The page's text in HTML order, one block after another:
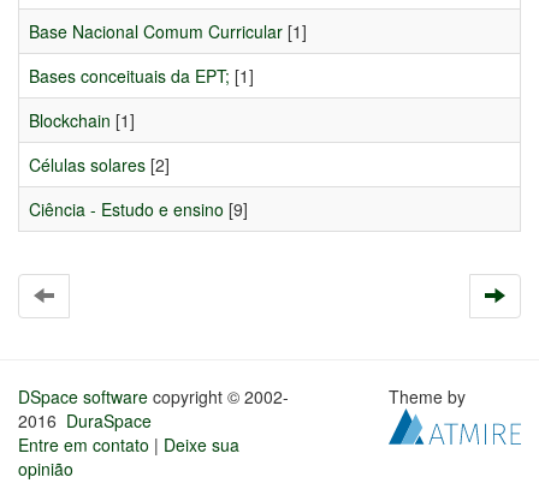
Base Nacional Comum Curricular [1]
Bases conceituais da EPT; [1]
Blockchain [1]
Células solares [2]
Ciência - Estudo e ensino [9]
DSpace software copyright © 2002-
2016 DuraSpace
Entre em contato | Deixe sua
opinião
Theme by